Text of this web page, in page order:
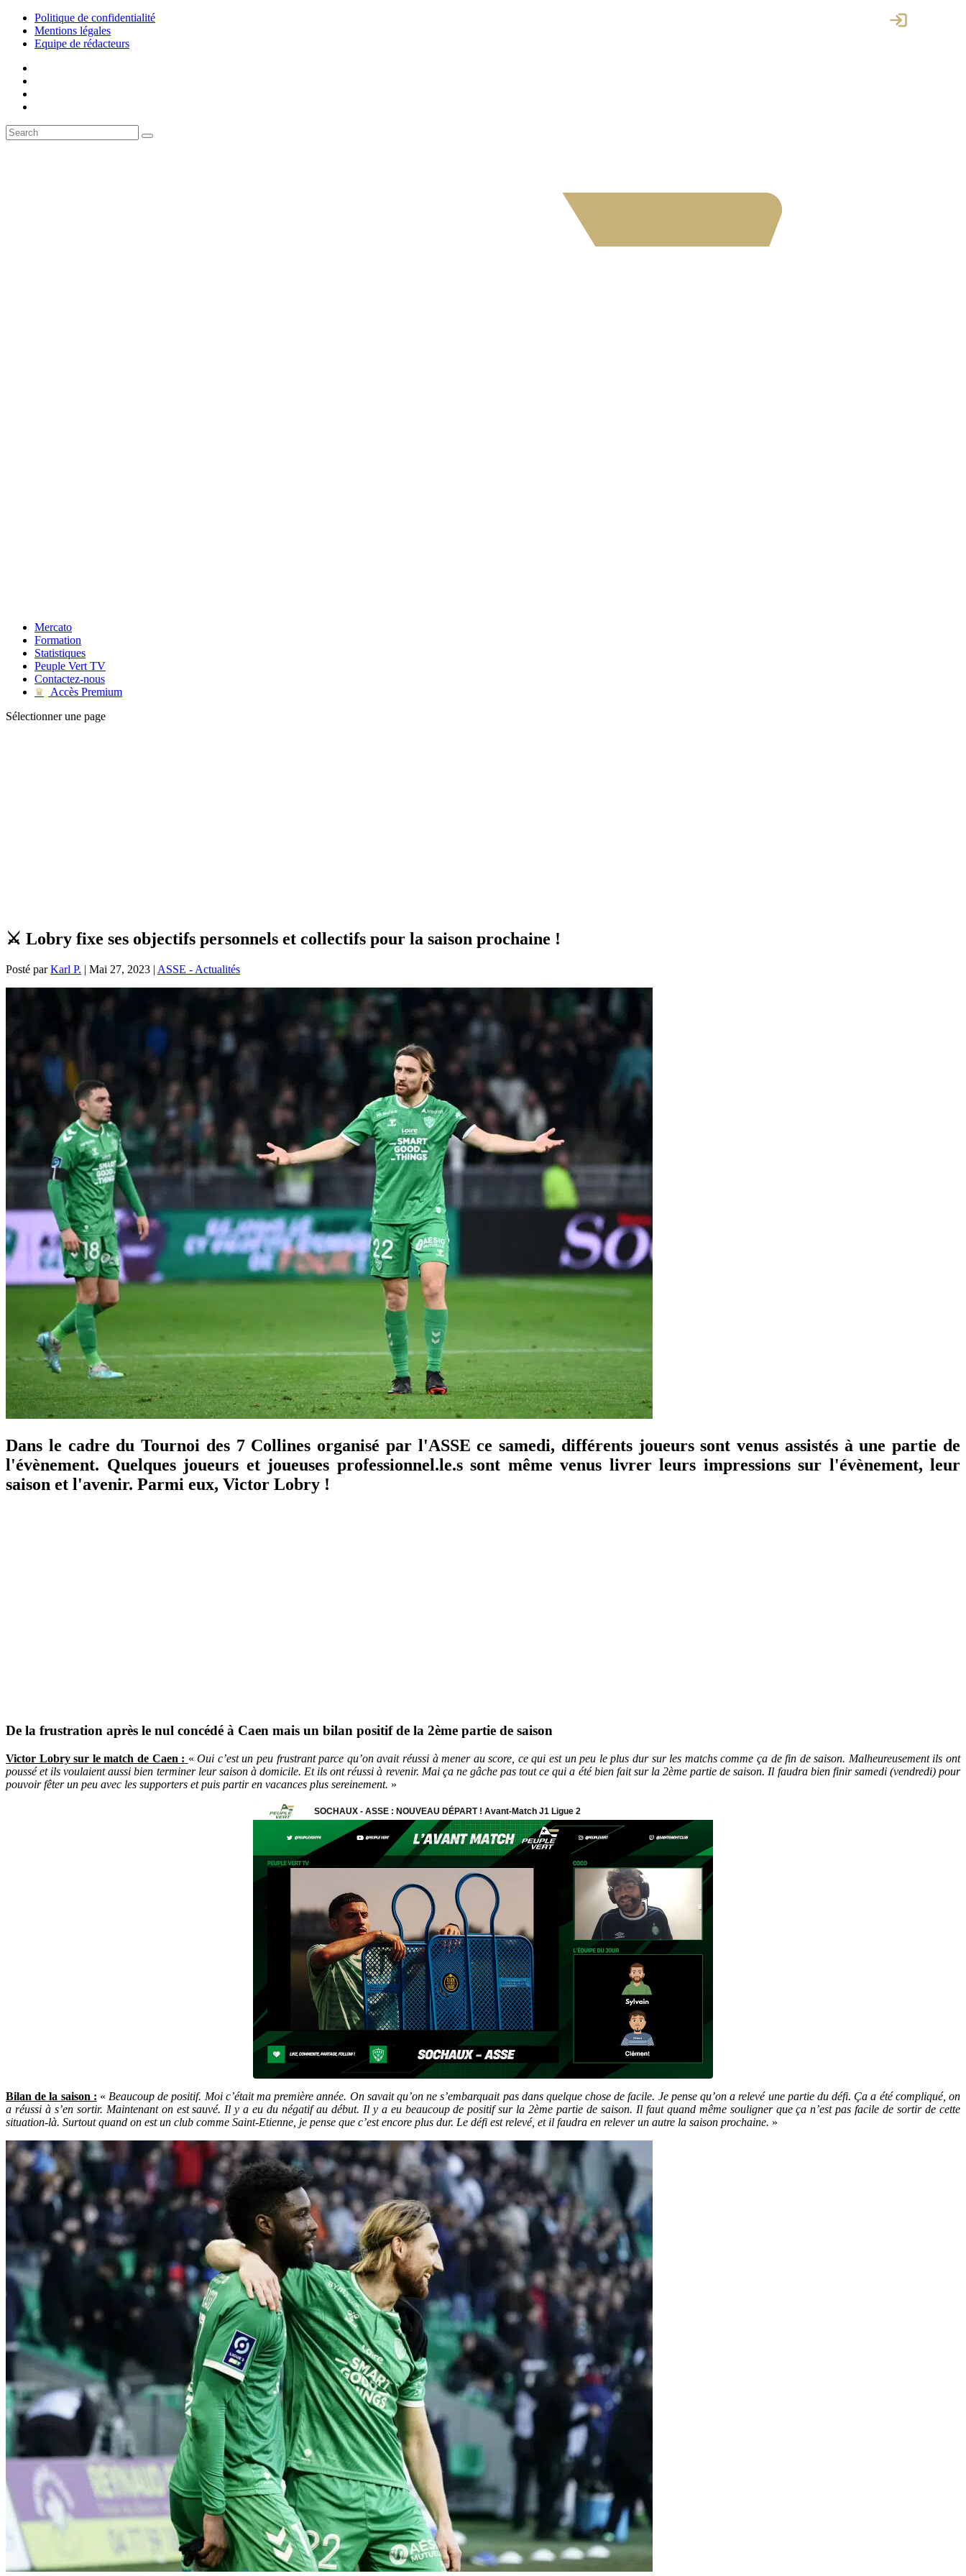
Politique de confidentialité
Mentions légales
Equipe de rédacteurs
Mercato
Formation
Statistiques
Peuple Vert TV
Contactez-nous
♛
Accès Premium
Sélectionner une page
⚔️ Lobry fixe ses objectifs personnels et collectifs pour la saison prochaine !
Posté parKarl P. | Mai 27, 2023 | ASSE - Actualités
Dans le cadre du Tournoi des 7 Collines organisé par l'ASSE ce samedi, différents joueurs sont venus assistés à une partie de
l'évènement. Quelques joueurs et joueuses professionnel.le.s sont même venus livrer leurs impressions sur l'évènement, leur
saison et l'avenir. Parmi eux, Victor Lobry !
De la frustration après le nul concédé à Caen mais un bilan positif de la 2ème partie de saison
Victor Lobry sur le match de Caen : «Oui c’est un peu frustrant parce qu’on avait réussi à mener au score, ce qui est un peu le plus dur sur les matchs comme ça de fin de saison. Malheureusement ils ont
poussé et ils voulaient aussi bien terminer leur saison à domicile. Et ils ont réussi à revenir. Mai ça ne gâche pas tout ce qui a été bien fait sur la 2ème partie de saison. Il faudra bien finir samedi (vendredi) pour
pouvoir fêter un peu avec les supporters et puis partir en vacances plus sereinement. »
Bilan de la saison : « Beaucoup de positif. Moi c’était ma première année. On savait qu’on ne s’embarquait pas dans quelque chose de facile. Je pense qu’on a relevé une partie du défi. Ça a été compliqué, on
a réussi à s’en sortir. Maintenant on est sauvé. Il y a eu du négatif au début. Il y a eu beaucoup de positif sur la 2ème partie de saison. Il faut quand même souligner que ça n’est pas facile de sortir de cette
situation-là. Surtout quand on est un club comme Saint-Etienne, je pense que c’est encore plus dur. Le défi est relevé, et il faudra en relever un autre la saison prochaine. »